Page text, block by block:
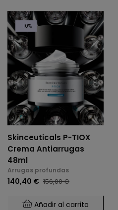
-10%
Skinceuticals P-TIOX
Crema Antiarrugas
48ml
Arrugas profundas
140,40 € 156,00 €
Añadir al carrito